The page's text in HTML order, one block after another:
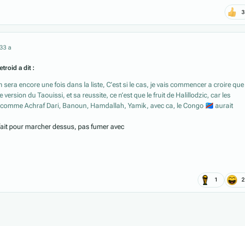
3
3 a
a dit :
encore une fois dans la liste, C’est si le cas, je vais commencer a croire que
version du Taouissi, et sa reussite, ce n’est que le fruit de Halillodzic, car les
Achraf Dari, Banoun, Hamdallah, Yamik, avec ca, le Congo 🇨🇩 aurait
pour marcher dessus, pas fumer avec
1 2